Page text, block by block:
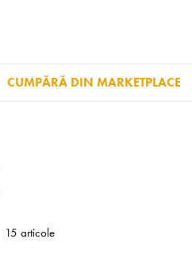
CUMPĂRĂ DIN MARKETPLACE
15 articole